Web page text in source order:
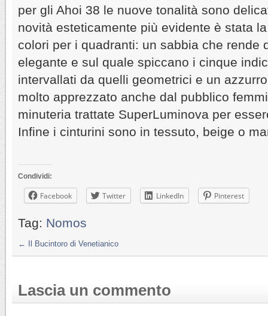
per gli Ahoi 38 le nuove tonalità sono
novità esteticamente più evidente è stata
colori per i quadranti: un sabbia che rende
elegante e sul quale spiccano i cinque
intervallati da quelli geometrici e un
molto apprezzato anche dal pubblico
minuteria trattate SuperLuminova per
Infine i cinturini sono in tessuto, beige o
Condividi:
Facebook Twitter LinkedIn Pinterest
Tag: Nomos
← Il Bucintoro di Venetianico
Lascia un commento